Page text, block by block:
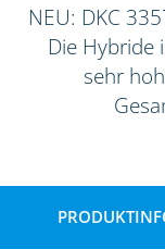
NEU: DKC
Die Hybride
sehr